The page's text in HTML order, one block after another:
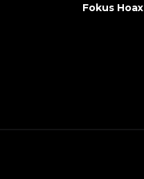
Fokus Hoax